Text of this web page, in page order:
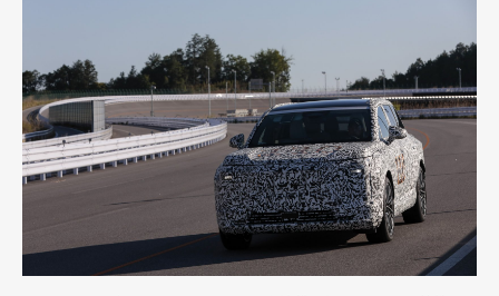
Pen Membership
Magazine
Official Columnist
About
Contact
Pen Meet
Pen international Pen tw